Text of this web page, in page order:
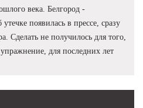
века. Белгород -
появилась в прессе, сразу
Сделать не получилось для того,
для последних лет